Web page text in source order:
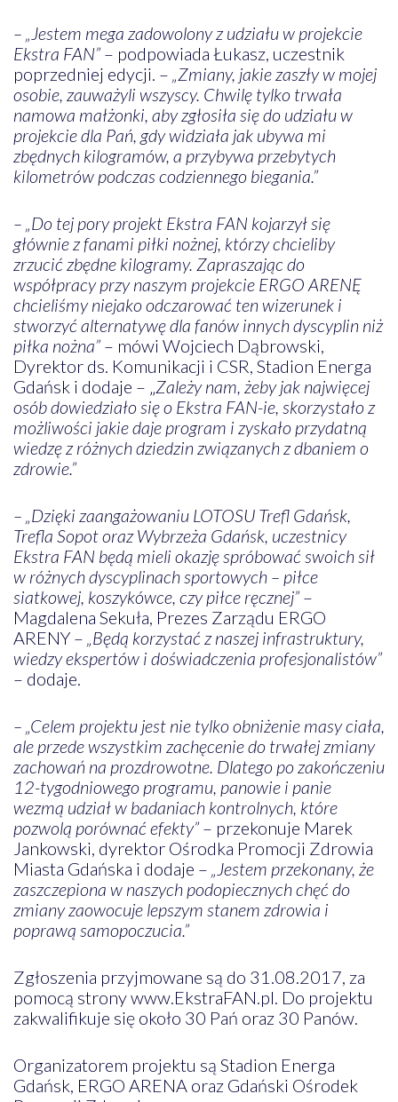
– „Jestem mega zadowolony z udziału w projekcie
Ekstra FAN”– podpowiada Łukasz, uczestnik
poprzedniej edycji. – „Zmiany, jakie zaszły w mojej
osobie, zauważyli wszyscy. Chwilę tylko trwała
namowa małżonki, aby zgłosiła się do udziału w
projekcie dla Pań, gdy widziała jak ubywa mi
zbędnych kilogramów, a przybywa przebytych
kilometrów podczas codziennego biegania.”
– „Do tej pory projekt Ekstra FAN kojarzył się
głównie z fanami piłki nożnej, którzy chcieliby
zrzucić zbędne kilogramy. Zapraszając do
współpracy przy naszym projekcie ERGO ARENĘ
chcieliśmy niejako odczarować ten wizerunek i
stworzyć alternatywę dla fanów innych dyscyplin niż
piłka nożna”– mówi Wojciech Dąbrowski,
Dyrektor ds. Komunikacji i CSR, Stadion Energa
Gdańsk i dodaje – „Zależy nam, żeby jak najwięcej
osób dowiedziało się o Ekstra FAN-ie, skorzystało z
możliwości jakie daje program i zyskało przydatną
wiedzę z różnych dziedzin związanych z dbaniem o
zdrowie.”
– „Dzięki zaangażowaniu LOTOSU Trefl Gdańsk,
Trefla Sopot oraz Wybrzeża Gdańsk, uczestnicy
Ekstra FAN będą mieli okazję spróbować swoich sił
w różnych dyscyplinach sportowych – piłce
siatkowej, koszykówce, czy piłce ręcznej”–
Magdalena Sekuła, Prezes Zarządu ERGO
ARENY – „Będą korzystać z naszej infrastruktury,
wiedzy ekspertów i doświadczenia profesjonalistów”
– dodaje.
– „Celem projektu jest nie tylko obniżenie masy ciała,
ale przede wszystkim zachęcenie do trwałej zmiany
zachowań na prozdrowotne. Dlatego po zakończeniu
12-tygodniowego programu, panowie i panie
wezmą udział w badaniach kontrolnych, które
pozwolą porównać efekty”– przekonuje Marek
Jankowski, dyrektor Ośrodka Promocji Zdrowia
Miasta Gdańska i dodaje – „Jestem przekonany, że
zaszczepiona w naszych podopiecznych chęć do
zmiany zaowocuje lepszym stanem zdrowia i
poprawą samopoczucia.”
Zgłoszenia przyjmowane są do 31.08.2017, za
pomocą strony www.EkstraFAN.pl. Do projektu
zakwalifikuje się około 30 Pań oraz 30 Panów.
Organizatorem projektu są Stadion Energa
Gdańsk, ERGO ARENA oraz Gdański Ośrodek